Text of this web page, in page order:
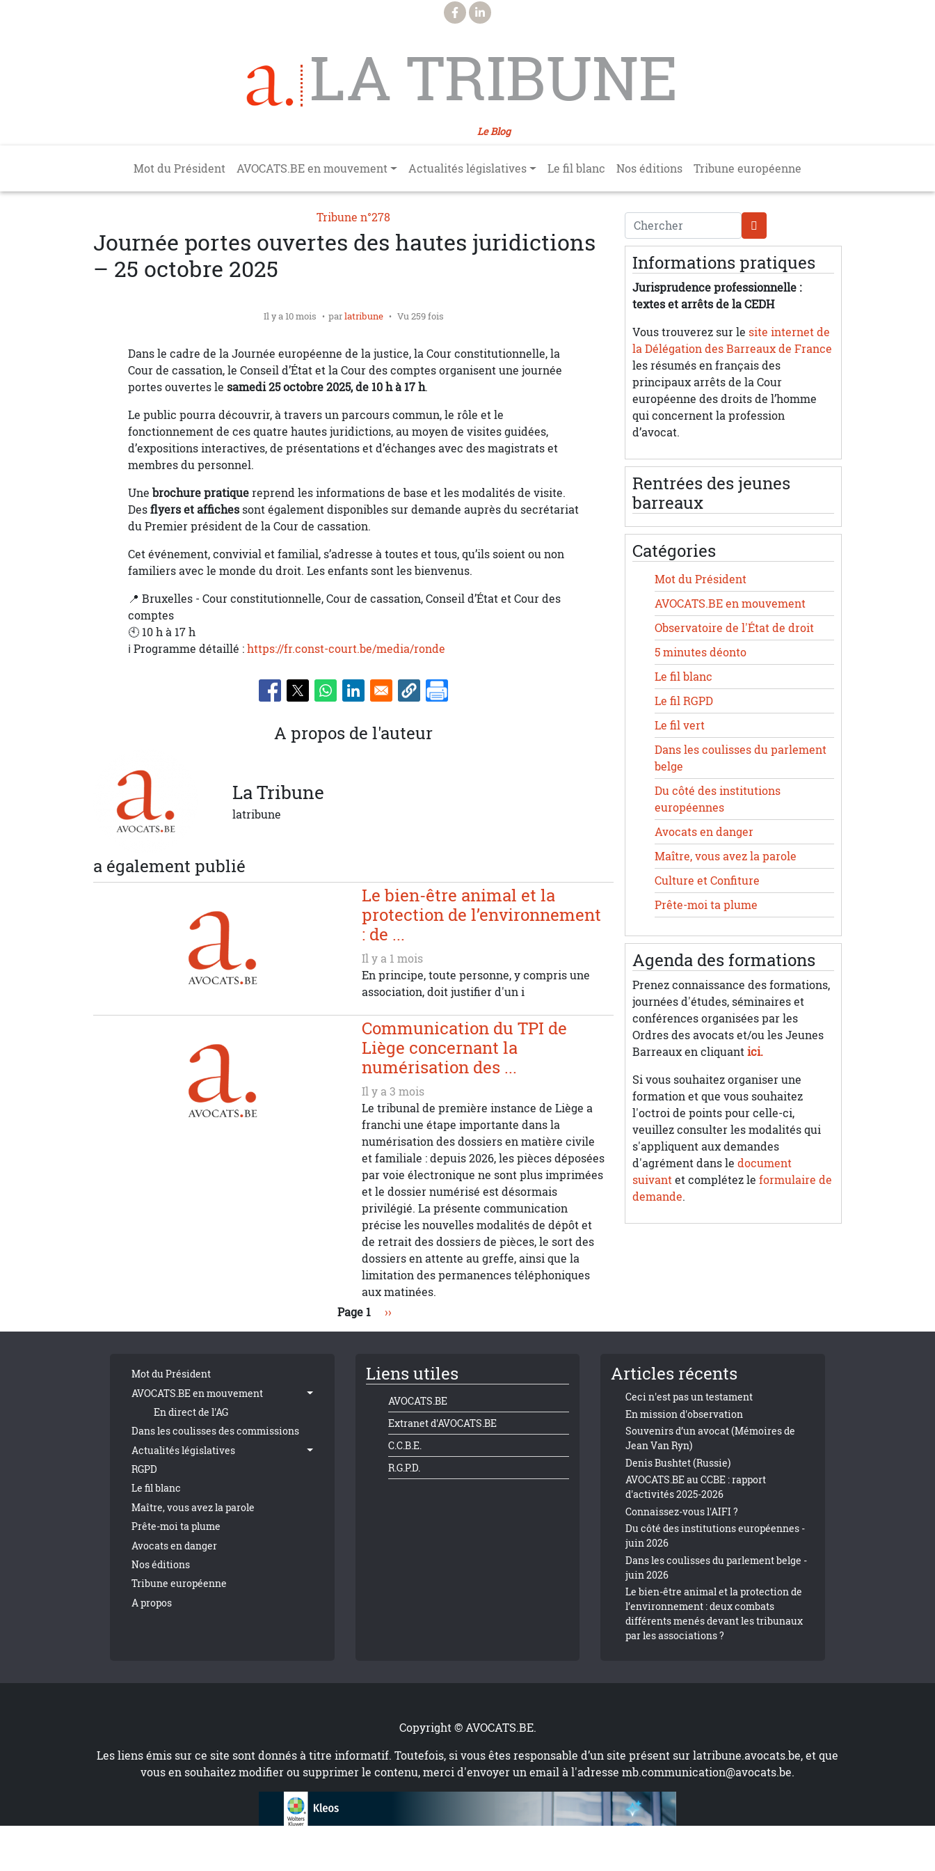
LA TRIBUNE
Le Blog
Main navigation
Mot du Président AVOCATS.BE en mouvement Actualités législatives Le fil blanc Nos éditions Tribune européenne
Tribune n°278
Journée portes ouvertes des hautes juridictions
– 25 octobre 2025
Il y a 10 mois parlatribune Vu 259 fois
Dans le cadre de la Journée européenne de la justice, la Cour constitutionnelle, la
Cour de cassation, le Conseil d’État et la Cour des comptes organisent une journée
portes ouvertes le samedi 25 octobre 2025, de 10 h à 17 h.
Le public pourra découvrir, à travers un parcours commun, le rôle et le
fonctionnement de ces quatre hautes juridictions, au moyen de visites guidées,
d’expositions interactives, de présentations et d’échanges avec des magistrats et
membres du personnel.
Une brochure pratiquereprend les informations de base et les modalités de visite.
Desflyers et affiches sont également disponibles sur demande auprès du secrétariat
du Premier président de la Cour de cassation.
Cet événement, convivial et familial, s’adresse à toutes et tous, qu’ils soient ou non
familiers avec le monde du droit. Les enfants sont les bienvenus.
📍 Bruxelles - Cour constitutionnelle, Cour de cassation, Conseil d’État et Cour des
comptes
🕙 10 h à 17 h
ℹ️ Programme détaillé :https://fr.const-court.be/media/ronde
A propos de l'auteur
LaTribune
latribune
a également publié
Le bien-être animal et la
protection de l’environnement
: de ...
Il y a 1 mois
En principe, toute personne, y compris une
association, doit justifier d'un i
Communication du TPI de
Liège concernant la
numérisation des ...
Il y a 3 mois
Le tribunal de première instance de Liège a
franchi une étape importante dans la
numérisation des dossiers en matière civile
et familiale : depuis 2026, les pièces déposées
par voie électronique ne sont plus imprimées
et le dossier numérisé est désormais
privilégié. La présente communication
précise les nouvelles modalités de dépôt et
de retrait des dossiers de pièces, le sort des
dossiers en attente au greffe, ainsi que la
limitation des permanences téléphoniques
aux matinées.
Page 1 Page suivante
››
Chercher
Informations pratiques
Jurisprudence professionnelle :
textes et arrêts de la CEDH
Vous trouverez sur le site internet de
la Délégation des Barreaux de France
les résumés en français des
principaux arrêts de la Cour
européenne des droits de l’homme
qui concernent la profession
d’avocat.
Rentrées des jeunes
barreaux
Catégories
Mot du Président
AVOCATS.BE en mouvement
Observatoire de l'État de droit
5 minutes déonto
Le fil blanc
Le fil RGPD
Le fil vert
Dans les coulisses du parlement
belge
Du côté des institutions
européennes
Avocats en danger
Maître, vous avez la parole
Culture et Confiture
Prête-moi ta plume
Agenda des formations
Prenez connaissance des formations,
journées d'études, séminaires et
conférences organisées par les
Ordres des avocats et/ou les Jeunes
Barreaux en cliquantici.
Si vous souhaitez organiser une
formation et que vous souhaitez
l'octroi de points pour celle-ci,
veuillez consulter les modalités qui
s'appliquent aux demandes
d'agrément dans ledocument
suivantet complétez leformulaire de
demande.
Tribune Footer
Mot du Président
AVOCATS.BE en mouvement
En direct de l'AG
Dans les coulisses des commissions
Actualités législatives
RGPD
Le fil blanc
Maître, vous avez la parole
Prête-moi ta plume
Avocats en danger
Nos éditions
Tribune européenne
A propos
Liens utiles
AVOCATS.BE
Extranet d'AVOCATS.BE
C.C.B.E.
R.G.P.D.
Articles récents
Ceci n'est pas un testament
En mission d'observation
Souvenirs d’un avocat (Mémoires de
Jean Van Ryn)
Denis Bushtet (Russie)
AVOCATS.BE au CCBE : rapport
d'activités 2025-2026
Connaissez-vous l'AIFI ?
Du côté des institutions européennes -
juin 2026
Dans les coulisses du parlement belge -
juin 2026
Le bien-être animal et la protection de
l’environnement : deux combats
différents menés devant les tribunaux
par les associations ?
Copyright © AVOCATS.BE.
Les liens émis sur ce site sont donnés à titre informatif. Toutefois, si vous êtes responsable d’un site présent surlatribune.avocats.be, et que
vous en souhaitez modifier ou supprimer le contenu, merci d'envoyer un email à l'adresse mb.communication@avocats.be.